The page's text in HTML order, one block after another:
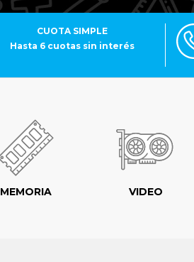
CUOTA SIMPLE
Hasta 6 cuotas sin interés
MEMORIA VIDEO